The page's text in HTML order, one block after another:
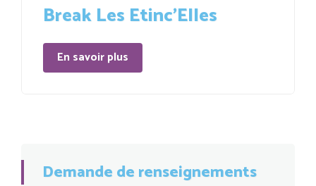
Break Les Etinc’Elles
En savoir plus
Demande de renseignements